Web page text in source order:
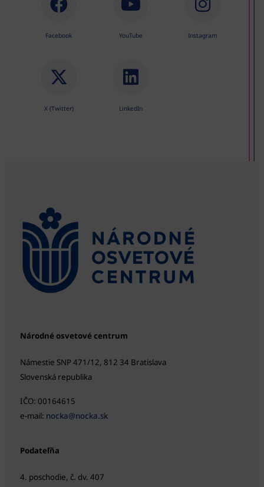
Facebook YouTube Instagram
X (Twitter) LinkedIn
Národné osvetové centrum
Námestie SNP 471/12, 812 34 Bratislava
Slovenská republika
IČO: 00164615
e-mail: nocka@nocka.sk
Podateľňa
4. poschodie, č. dv. 407